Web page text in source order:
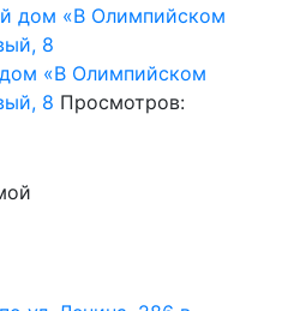
«В Олимпийском
8 Просмотров: